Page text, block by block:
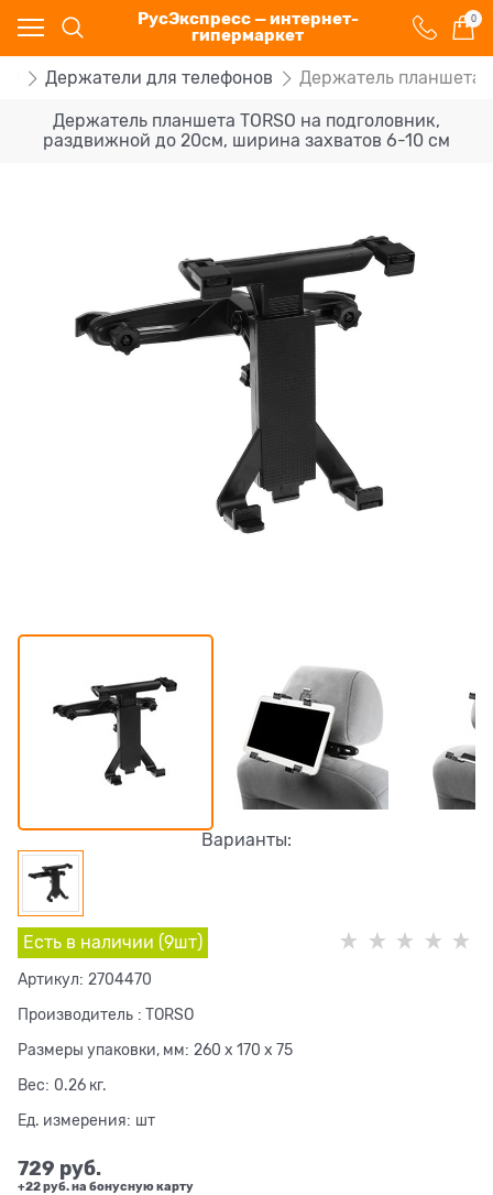
РусЭкспресс — интернет-
гипермаркет
0
Держатели для телефонов Держатель планшета
Держатель планшета TORSO на подголовник,
раздвижной до 20см, ширина захватов 6-10 см
Варианты:
Есть в наличии (9шт)
Артикул: 2704470
Производитель : TORSO
Размеры упаковки, мм: 260 x 170 x 75
Вес: 0.26 кг.
Ед. измерения: шт
729 руб.
+22 руб. на бонусную карту